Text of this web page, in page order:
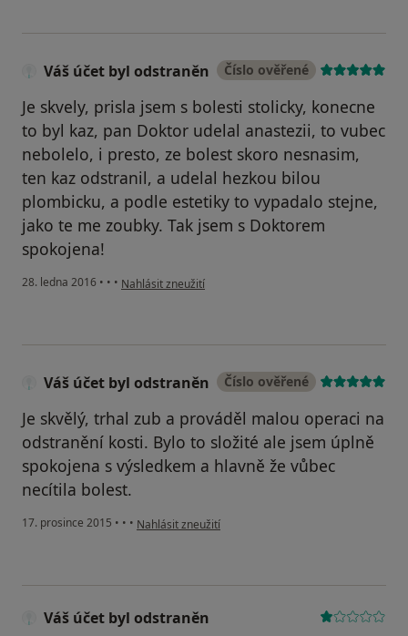
Váš účet byl odstraněn Číslo ověřené
Je skvely, prisla jsem s bolesti stolicky, konecne
to byl kaz, pan Doktor udelal anastezii, to vubec
nebolelo, i presto, ze bolest skoro nesnasim,
ten kaz odstranil, a udelal hezkou bilou
plombicku, a podle estetiky to vypadalo stejne,
jako te me zoubky. Tak jsem s Doktorem
spokojena!
28. ledna 2016 • • • podle názoru uživatele Váš účet byl odstraněn
Nahlásit zneužití
Váš účet byl odstraněn Číslo ověřené
Je skvělý, trhal zub a prováděl malou operaci na
odstranění kosti. Bylo to složité ale jsem úplně
spokojena s výsledkem a hlavně že vůbec
necítila bolest.
17. prosince 2015 • • • podle názoru uživatele Váš účet byl odstraněn
Nahlásit zneužití
Váš účet byl odstraněn